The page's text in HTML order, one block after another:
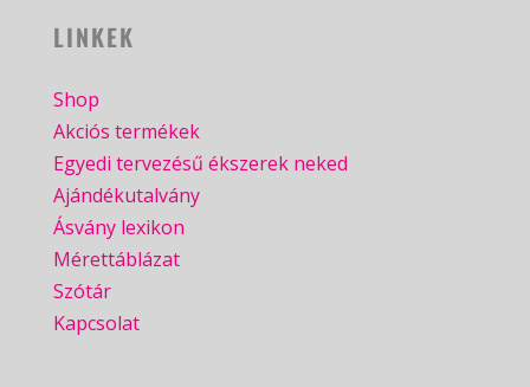
LINKEK
Shop
Akciós termékek
Egyedi tervezésű ékszerek neked
Ajándékutalvány
Ásvány lexikon
Mérettáblázat
Szótár
Kapcsolat